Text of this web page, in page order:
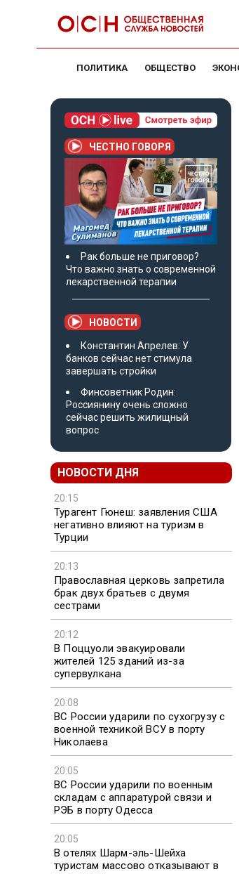
ПОЛИТИКА ОБЩЕСТВО
ЧЕСТНО ГОВОРЯ
Рак больше не приговор?
Что важно знать о современной
лекарственной терапии
НОВОСТИ
Константин Апрелев: У
банков сейчас нет стимула
завершать стройки
Финсоветник Родин:
Россиянину очень сложно
сейчас решить жилищный
вопрос
НОВОСТИ ДНЯ
20:15
Турагент Гюнеш: заявления США
негативно влияют на туризм в
Турции
20:13
Православная церковь запретила
брак двух братьев с двумя
сестрами
20:12
В Поццуоли эвакуировали
жителей 125 зданий из-за
супервулкана
20:08
ВС России ударили по сухогрузу с
военной техникой ВСУ в порту
Николаева
20:05
ВС России ударили по военным
складам с аппаратурой связи и
РЭБ в порту Одесса
20:05
В отелях Шарм-эль-Шейха
туристам массово отказывают в